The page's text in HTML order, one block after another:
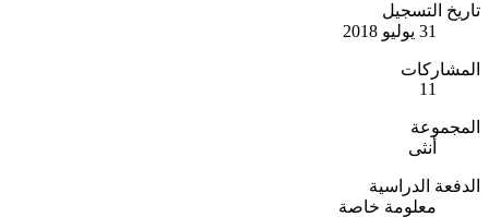
تاريخ التسجيل
31 يوليو 2018
المشاركات
11
المجموعة
أنثى
الدفعة الدراسية
معلومة خاصة